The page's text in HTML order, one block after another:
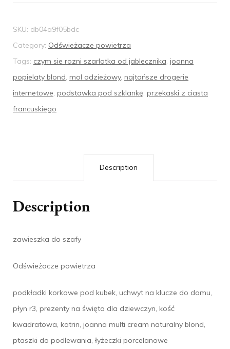
SKU: db04a9f05bdc
Category: Odświeżacze powietrza
Tags: czym sie rozni szarlotka od jablecznika, joanna
popielaty blond, mol odzieżowy, najtańsze drogerie
internetowe, podstawka pod szklankę, przekaski z ciasta
francuskiego
Description
Description
zawieszka do szafy
Odświeżacze powietrza
podkładki korkowe pod kubek, uchwyt na klucze do domu,
płyn r3, prezenty na święta dla dziewczyn, kość
kwadratowa, katrin, joanna multi cream naturalny blond,
ptaszki do podlewania, łyżeczki porcelanowe